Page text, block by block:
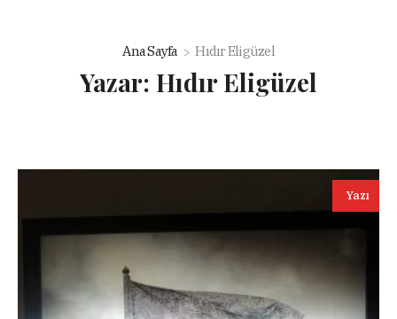
Ana Sayfa Hıdır Eligüzel
Yazar: Hıdır Eligüzel
Yazı